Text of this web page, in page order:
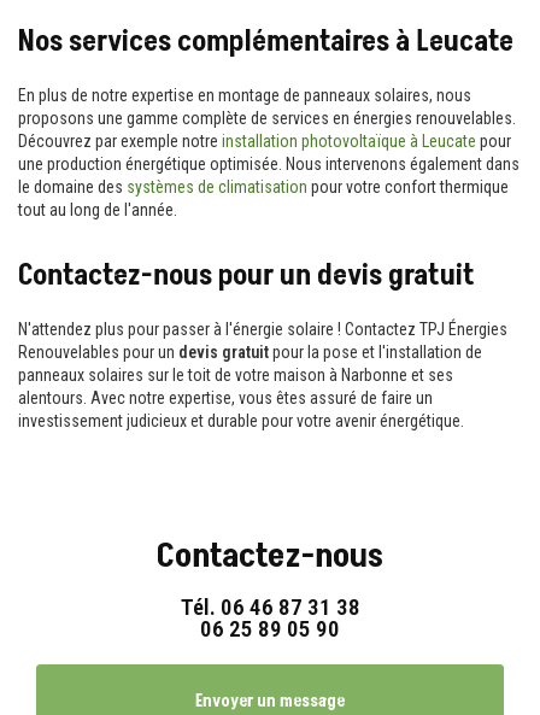
Nos services complémentaires à Leucate
En plus de notre expertise en montage de panneaux solaires, nous
proposons une gamme complète de services en énergies renouvelables.
Découvrez par exemple notre installation photovoltaïque à Leucate pour
une production énergétique optimisée. Nous intervenons également dans
le domaine des systèmes de climatisation pour votre confort thermique
tout au long de l'année.
Contactez-nous pour un devis gratuit
N'attendez plus pour passer à l'énergie solaire ! Contactez TPJ Énergies
Renouvelables pour un devis gratuitpour la pose et l'installation de
panneaux solaires sur le toit de votre maison à Narbonne et ses
alentours. Avec notre expertise, vous êtes assuré de faire un
investissement judicieux et durable pour votre avenir énergétique.
Contactez-nous
Tél. 06 46 87 31 38
06 25 89 05 90
Envoyer un message